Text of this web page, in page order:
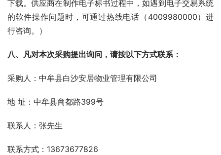
下载。供应商在制作电子标书过程中，如遇到电子交易系统
的软件操作问题时，可通过热线电话（4009980000）进
行咨询。）
八、凡对本次采购提出询问，请按以下方式联系：
采购人：中牟县白沙安居物业管理有限公司
地 址：中牟县商都路399号
联系人：张先生
联系方式：13673677826